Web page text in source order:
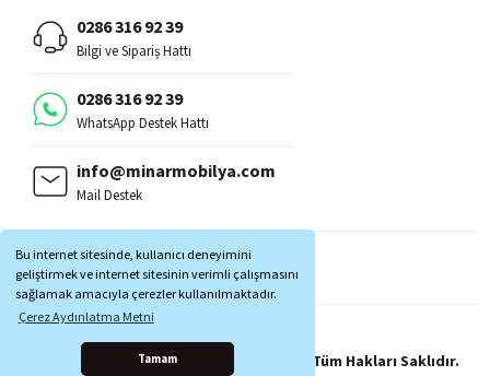
Bu internet sitesinde, kullanıcı deneyimini
geliştirmek ve internet sitesinin verimli çalışmasını
sağlamak amacıyla çerezler kullanılmaktadır.
Çerez Aydınlatma Metni
Tamam
0286 316 92 39
Bilgi ve Sipariş Hattı
0286 316 92 39
WhatsApp Destek Hattı
info@minarmobilya.com
Mail Destek
MOBİL UYGULAMALAR:
Copyright © 1997 - 2025 Minar Mobilya® Tüm Hakları Saklıdır.